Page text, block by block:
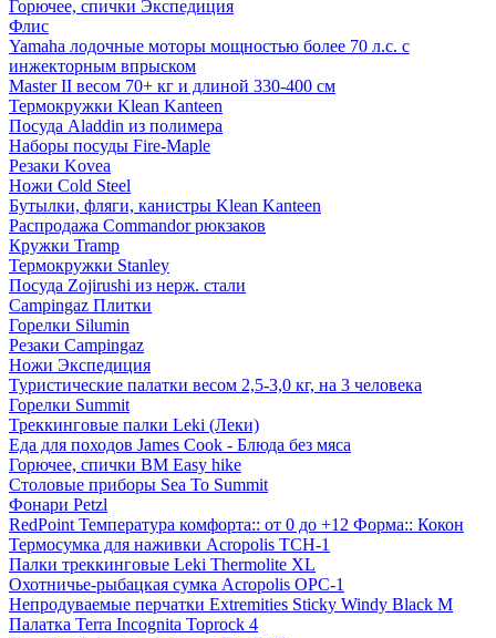
Горючее, спички Экспедиция
Флис
Yamaha лодочные моторы мощностью более 70 л.с. с
инжекторным впрыском
Master II весом 70+ кг и длиной 330-400 см
Термокружки Klean Kanteen
Посуда Aladdin из полимера
Наборы посуды Fire-Maple
Резаки Kovea
Ножи Cold Steel
Бутылки, фляги, канистры Klean Kanteen
Распродажа Commandor рюкзаков
Кружки Tramp
Термокружки Stanley
Посуда Zojirushi из нерж. стали
Campingaz Плитки
Горелки Silumin
Резаки Campingaz
Ножи Экспедиция
Туристические палатки весом 2,5-3,0 кг, на 3 человека
Горелки Summit
Треккинговые палки Leki (Леки)
Еда для походов James Cook - Блюда без мяса
Горючее, спички BM Easy hike
Столовые приборы Sea To Summit
Фонари Petzl
RedPoint Температура комфорта:: от 0 до +12 Форма:: Кокон
Термосумка для наживки Acropolis ТСН-1
Палки треккинговые Leki Thermolite XL
Охотничье-рыбацкая сумка Acropolis ОРС-1
Непродуваемые перчатки Extremities Sticky Windy Black M
Палатка Terra Incognita Toprock 4